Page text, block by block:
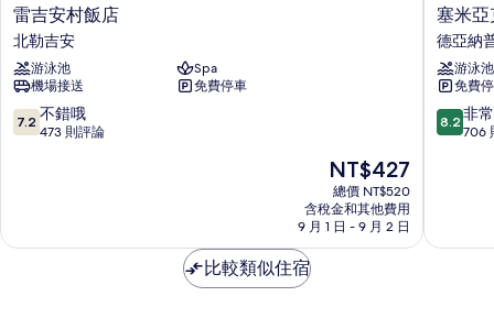
雷
吉
安
村
飯
店
北
雷吉安村飯店
北勒吉安
游泳池
Spa
機場接送
免費停車
7.2
分，
錯
7.2 不錯哦
473 則評論
現
在
價
格
為
NT$427
總價 NT$520
含稅金和其他費用
9 月 1 日 - 9 月 2 日
塞
米
亞
克
調
色
盤
普
塞米亞
德亞納
游泳池
免費
8.2
分，
常
8.2 非
706
比較類似住宿